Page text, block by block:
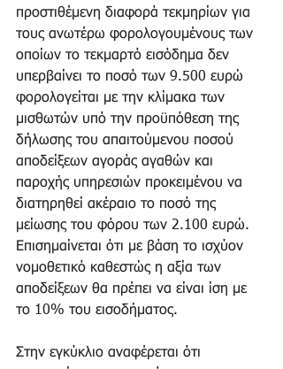
προστιθέμενη διαφορά τεκμηρίων για
τους ανωτέρω φορολογουμένους των
οποίων το τεκμαρτό εισόδημα δεν
υπερβαίνει το ποσό των 9.500 ευρώ
φορολογείται με την κλίμακα των
μισθωτών υπό την προϋπόθεση της
δήλωσης του απαιτούμενου ποσού
αποδείξεων αγοράς αγαθών και
παροχής υπηρεσιών προκειμένου να
διατηρηθεί ακέραιο το ποσό της
μείωσης του φόρου των 2.100 ευρώ.
Επισημαίνεται ότι με βάση το ισχύον
νομοθετικό καθεστώς η αξία των
αποδείξεων θα πρέπει να είναι ίση με
το 10% του εισοδήματος.
Στην εγκύκλιο αναφέρεται ότι